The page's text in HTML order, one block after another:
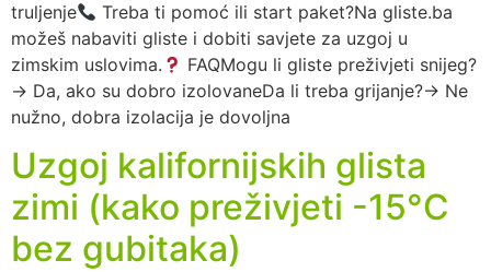
truljenje
Treba ti pomoć ili start paket?Na gliste.ba
možeš nabaviti gliste i dobiti savjete za uzgoj u
zimskim uslovima.
FAQMogu li gliste preživjeti snijeg?
→ Da, ako su dobro izolovaneDa li treba grijanje?→ Ne
nužno, dobra izolacija je dovoljna
Uzgoj kalifornijskih glista
zimi (kako preživjeti -15°C
bez gubitaka)